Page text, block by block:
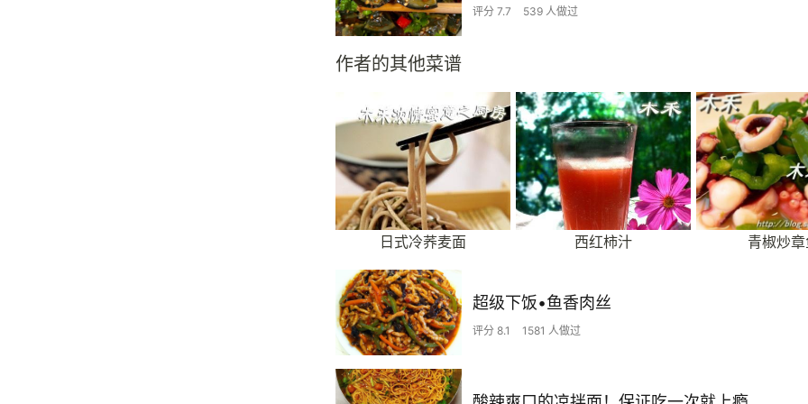
评分 7.7 539 人做过
作者的其他菜谱
日式冷荞麦面 西红柿汁 青椒炒
超级下饭•鱼香肉丝
评分 8.1 1581 人做过